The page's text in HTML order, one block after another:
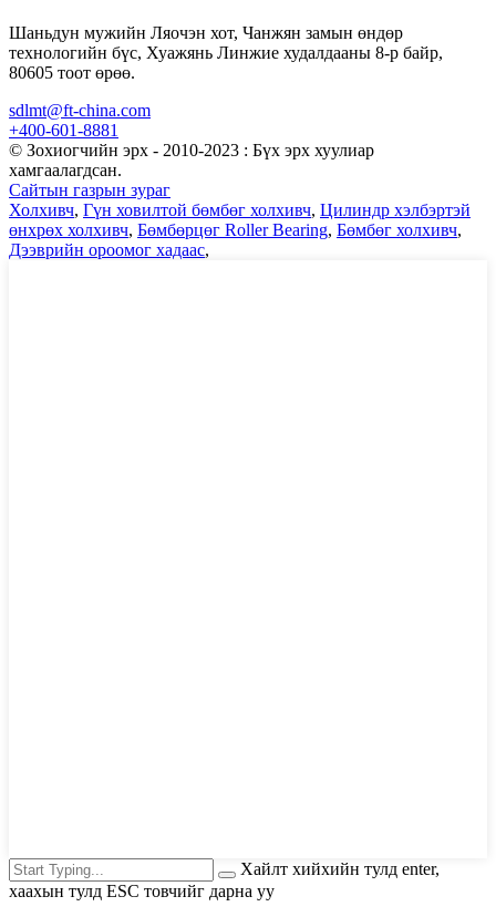
Шаньдун мужийн Ляочэн хот, Чанжян замын өндөр
технологийн бүс, Хуажянь Линжие худалдааны 8-р байр,
80605 тоот өрөө.
sdlmt@ft-china.com
+400-601-8881
© Зохиогчийн эрх - 2010-2023 : Бүх эрх хуулиар
хамгаалагдсан.
Сайтын газрын зураг
Холхивч, Гүн ховилтой бөмбөг холхивч, Цилиндр хэлбэртэй
өнхрөх холхивч, Бөмбөрцөг Roller Bearing, Бөмбөг холхивч,
Дээврийн ороомог хадаас,
Хайлт хийхийн тулд enter,
хаахын тулд ESC товчийг дарна уу